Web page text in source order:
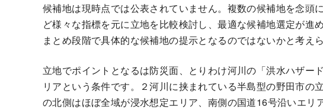
候補地は現時点では公表されていません。複数の候補地を念頭
ど様々な指標を元に立地を比較検討し、最適な候補地選定が進
まとめ段階で具体的な候補地の提示となるのではないかと考えら
立地でポイントとなるは防災面、とりわけ河川の「洪水ハザー
リアという条件です。２河川に挟まれている半島型の野田市の
の北側はほぼ全域が浸水想定エリア、南側の国道16号沿いエリ